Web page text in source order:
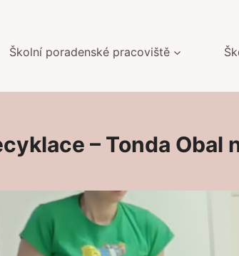
Školní poradenské pracoviště
– Tonda Obal